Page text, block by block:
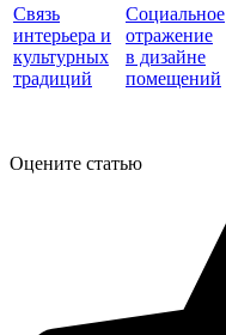
Связь
интерьера и
культурных
традиций
Социальное
отражение
в дизайне
помещений
Оцените статью